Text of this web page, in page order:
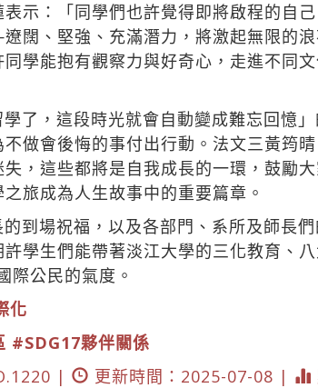
示：「同學們也許覺得即將啟程的自
、堅強、充滿潛力，將激起無限的
學能抱有觀察力與好奇心，走進不同
了，這段時光就會自動變成難忘回憶
做會後悔的事付出行動。法文三黃筠
，這些都將是自我成長的一環，鼓勵
旅成為人生故事中的重要篇章。
到場祝福，以及各部門、系所及師長
學生們能帶著淡江大學的三化教育、
際公民的氣度。
化
#SDG17夥伴關係
|
更新時間：2025-07-08 |